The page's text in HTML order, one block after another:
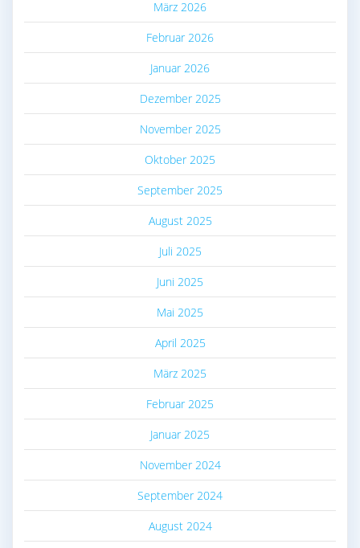
März 2026
Februar 2026
Januar 2026
Dezember 2025
November 2025
Oktober 2025
September 2025
August 2025
Juli 2025
Juni 2025
Mai 2025
April 2025
März 2025
Februar 2025
Januar 2025
November 2024
September 2024
August 2024